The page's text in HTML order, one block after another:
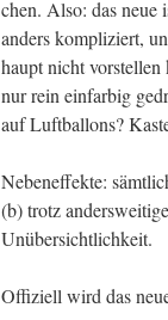
chen. Also: das neue
anders kom­pli­ziert,
haupt nicht vor­stel­len
nur rein ein­far­big
auf Luft­bal­lons?
Neben­ef­fek­te:
(b) trotz
Unübersichtlichkeit.
Offi­zi­ell wird das